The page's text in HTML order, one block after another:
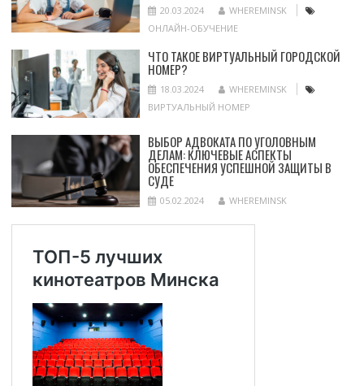
20.03.2024
WHEREMINSK
ОНЛАЙН-ОБУЧЕНИЕ
ЧТО ТАКОЕ ВИРТУАЛЬНЫЙ ГОРОДСКОЙ
НОМЕР?
18.03.2024
WHEREMINSK
ВИРТУАЛЬНЫЙ НОМЕР
ВЫБОР АДВОКАТА ПО УГОЛОВНЫМ
ДЕЛАМ: КЛЮЧЕВЫЕ АСПЕКТЫ
ОБЕСПЕЧЕНИЯ УСПЕШНОЙ ЗАЩИТЫ В
СУДЕ
05.02.2024 WHEREMINSK